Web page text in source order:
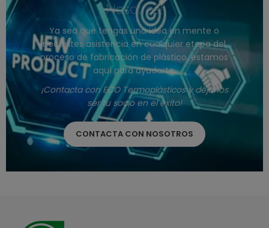
Nosotros!
Ya sea que tengas una idea en mente o
necesites asistencia en cualquier etapa del
proceso de fabricación de plástico, estamos
aquí para ayudarte.
¡Contacta con ECO Termoplásticos y déjanos
ser tu socio en el éxito!
CONTACTA CON NOSOTROS